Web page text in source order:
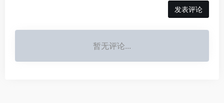
发表评论
暂无评论...